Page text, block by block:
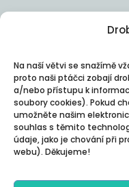
Na naší větvi se snažímě
proto naši ptáčci zobají
a/nebo přístupu k
soubory cookies). Pokud
umožněte našim
souhlas s těmito
údaje, jako je chování při
webu). Děkujeme!